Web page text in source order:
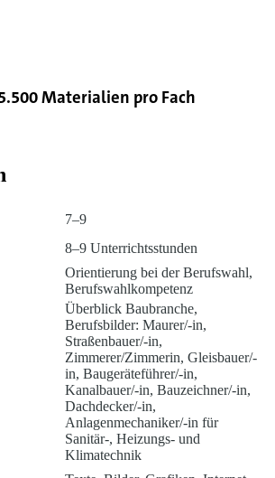
Materialien pro Fach
7–9
8–9 Unterrichtsstunden
Orientierung bei der Berufswahl,
Berufswahlkompetenz
Überblick Baubranche,
Berufsbilder: Maurer/-in,
Straßenbauer/-in,
Zimmerer/Zimmerin, Gleisbauer/-
in, Baugeräteführer/-in,
Kanalbauer/-in, Bauzeichner/-in,
Dachdecker/-in,
Anlagenmechaniker/-in für
Sanitär-, Heizungs- und
Klimatechnik